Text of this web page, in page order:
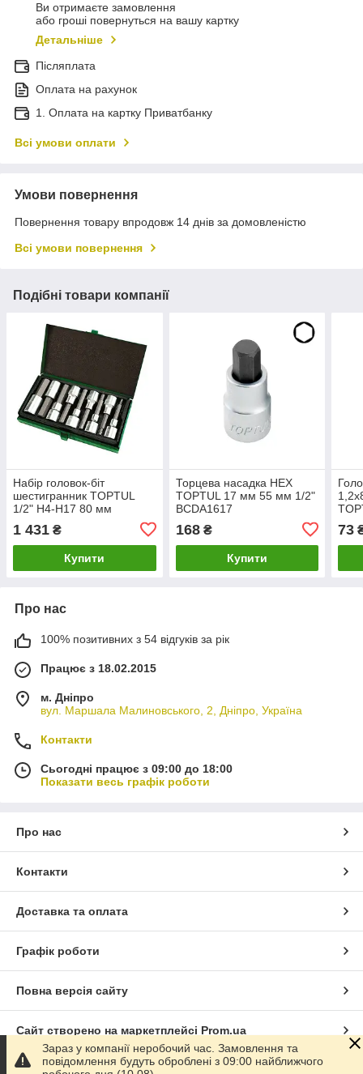
Ви отримаєте замовлення
або гроші повернуться на вашу картку
Детальніше
Післяплата
Оплата на рахунок
1. Оплата на картку Приватбанку
Всі умови оплати
Умови повернення
Повернення товару впродовж 14 днів за домовленістю
Всі умови повернення
Подібні товари компанії
Набір головок-біт
шестигранник TOPTUL
1/2" Н4-Н17 80 мм
1 431 ₴
Купити
Торцева насадка HEX
TOPTUL 17 мм 55 мм 1/2"
BCDA1617
168₴
Купити
73
Про нас
100% позитивних з 54 відгуків за рік
Працює з 18.02.2015
м. Дніпро
вул. Маршала Малиновського, 2, Дніпро, Україна
Контакти
Сьогодні працює з 09:00 до 18:00
Показати весь графік роботи
Про нас
Контакти
Доставка та оплата
Графік роботи
Повна версія сайту
Сайт створено на маркетплейсі Prom.ua
Політика конфіденційності
Зараз у компанії неробочий час. Замовлення та
повідомлення будуть оброблені з 09:00 найближчого